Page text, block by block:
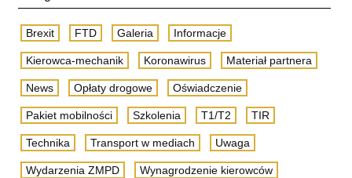
Brexit FTD Galeria Informacje
Kierowca-mechanik Koronawirus Materiał partnera
News Opłaty drogowe Oświadczenie
Pakiet mobilności Szkolenia T1/T2 TIR
Technika Transport w mediach Uwaga
Wydarzenia ZMPD Wynagrodzenie kierowców